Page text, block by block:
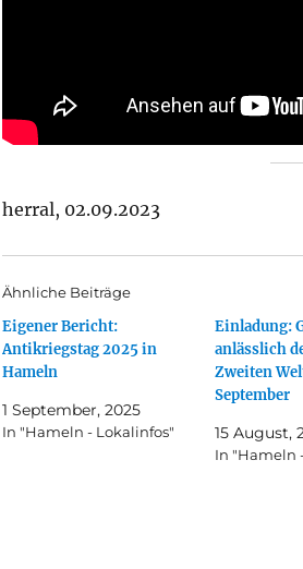
herral, 02.09.2023
Ähnliche Beiträge
Eigener Bericht:
Antikriegstag 2025 in
Hameln
1 September, 2025
In "Hameln - Lokalinfos"
Einladung:
anlässlich
Zweiten
September
15 August,
In "Hameln